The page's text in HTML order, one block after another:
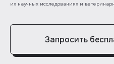
их научных исследованиях и
Запросить